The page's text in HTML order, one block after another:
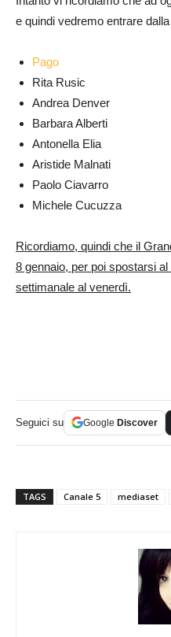
e quindi vedremo entrare
Pago
Rita Rusic
Andrea Denver
Barbara Alberti
Antonella Elia
Aristide Malnati
Paolo Ciavarro
Michele Cucuzza
Ricordiamo, quindi che il
8 gennaio, per poi spostarsi
settimanale al venerdì.
Seguici su Google Discover
TAGS Canale 5 mediaset